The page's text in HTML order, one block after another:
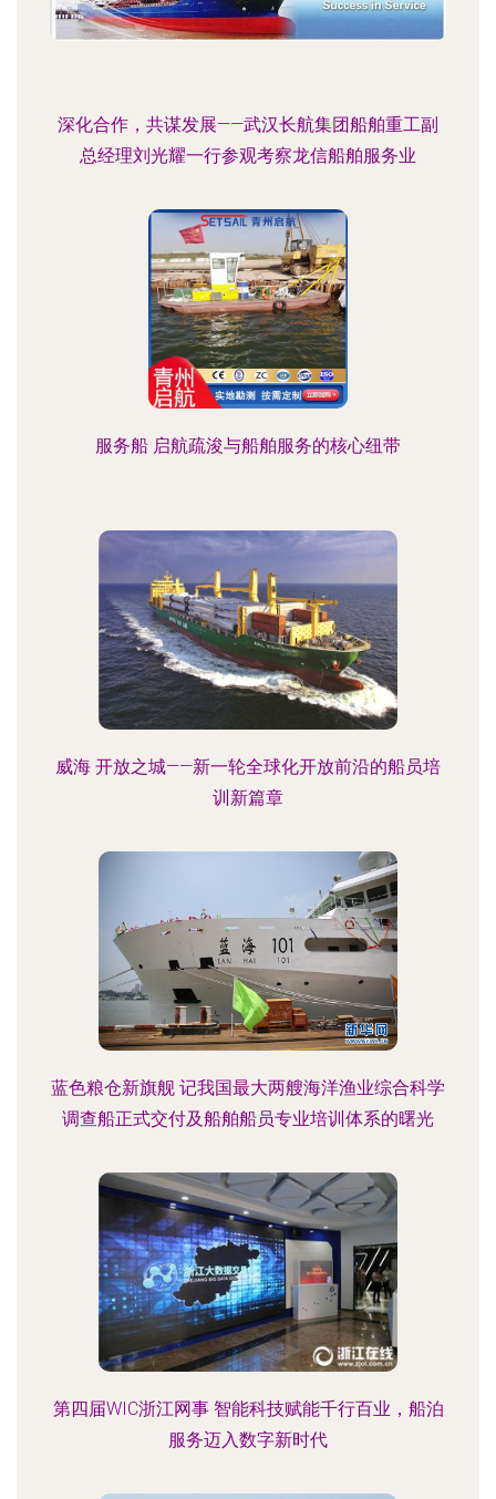
深化合作，共谋发展——武汉长航集团船舶重工副
总经理刘光耀一行参观考察龙信船舶服务业
服务船 启航疏浚与船舶服务的核心纽带
威海 开放之城——新一轮全球化开放前沿的船员培
训新篇章
蓝色粮仓新旗舰 记我国最大两艘海洋渔业综合科学
调查船正式交付及船舶船员专业培训体系的曙光
第四届WIC浙江网事 智能科技赋能千行百业，船泊
服务迈入数字新时代